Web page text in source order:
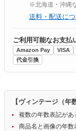
※北海道・沖縄
送料・配送に
ご利用可能なお支払
Amazon Pay VISA
代金引換
【ヴィンテージ（年
複数の年数表記があ
商品名と画像の年数